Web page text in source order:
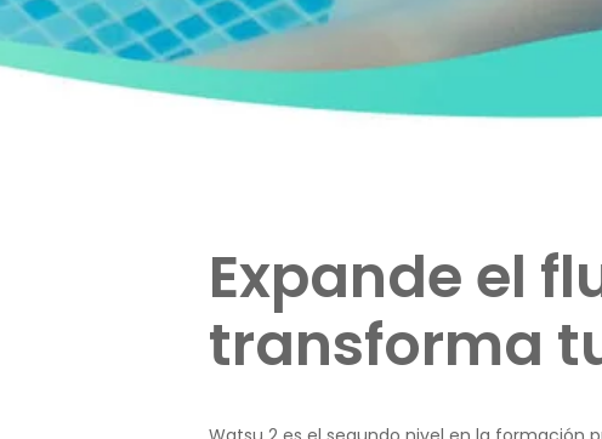
Expande el
transforma